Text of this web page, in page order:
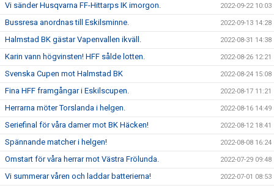
Vi sänder Husqvarna FF-Hittarps IK imorgon. 2022-09-22 10:03
Bussresa anordnas till Eskilsminne. 2022-09-13 14:28
Halmstad BK gästar Vapenvallen ikväll. 2022-08-31 14:38
Karin vann högvinsten! HFF sålde lotten. 2022-08-26 12:21
Svenska Cupen mot Halmstad BK 2022-08-24 15:08
Fina HFF framgångar i Eskilscupen. 2022-08-17 11:21
Herrarna möter Torslanda i helgen. 2022-08-16 14:49
Seriefinal för våra damer mot BK Häcken! 2022-08-12 18:41
Spännande matcher i helgen! 2022-08-08 16:24
Omstart för våra herrar mot Västra Frölunda. 2022-07-29 09:48
Vi summerar våren och laddar batterierna! 2022-07-01 08:53